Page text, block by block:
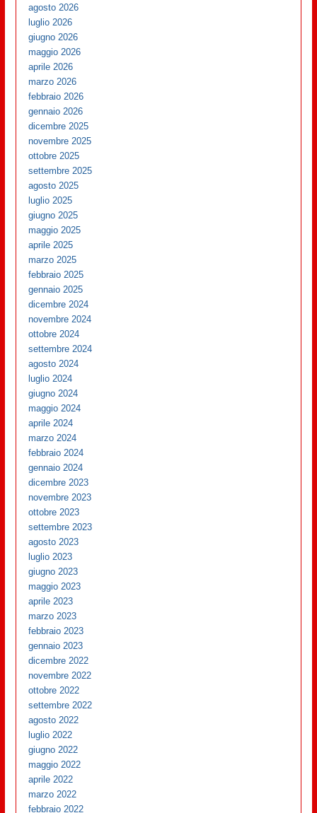
agosto 2026
luglio 2026
giugno 2026
maggio 2026
aprile 2026
marzo 2026
febbraio 2026
gennaio 2026
dicembre 2025
novembre 2025
ottobre 2025
settembre 2025
agosto 2025
luglio 2025
giugno 2025
maggio 2025
aprile 2025
marzo 2025
febbraio 2025
gennaio 2025
dicembre 2024
novembre 2024
ottobre 2024
settembre 2024
agosto 2024
luglio 2024
giugno 2024
maggio 2024
aprile 2024
marzo 2024
febbraio 2024
gennaio 2024
dicembre 2023
novembre 2023
ottobre 2023
settembre 2023
agosto 2023
luglio 2023
giugno 2023
maggio 2023
aprile 2023
marzo 2023
febbraio 2023
gennaio 2023
dicembre 2022
novembre 2022
ottobre 2022
settembre 2022
agosto 2022
luglio 2022
giugno 2022
maggio 2022
aprile 2022
marzo 2022
febbraio 2022